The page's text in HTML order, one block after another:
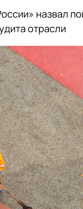
назвал
отрасли